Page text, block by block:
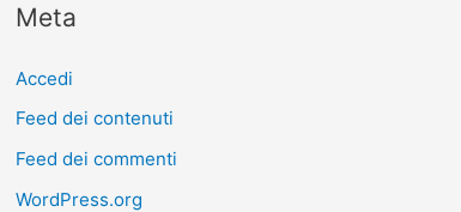
Meta
Accedi
Feed dei contenuti
Feed dei commenti
WordPress.org